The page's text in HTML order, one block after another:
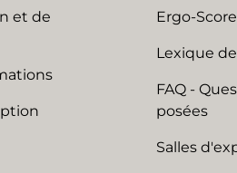
et de
Ergo-Score
Lexique
FAQ -
posées
Salles